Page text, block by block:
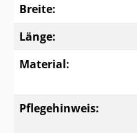
Breite:
Länge:
Material:
Pflegehinweis: